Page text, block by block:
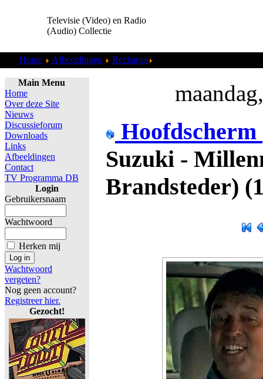
Televisie (Video) en Radio
(Audio) Collectie
Home Afbeeldingen Reclames
Main Menu
Home
Over deze Site
Nieuws
Discussieforum
Downloads
Links
Afbeeldingen
Contact
TV Programma DB
Login
Gebruikersnaam
Wachtwoord
Herken mij
Wachtwoord
vergeten?
Nog geen account?
Registreer hier.
Gezocht!
Hoofdscherm
Suzuki -
Brandsteder)